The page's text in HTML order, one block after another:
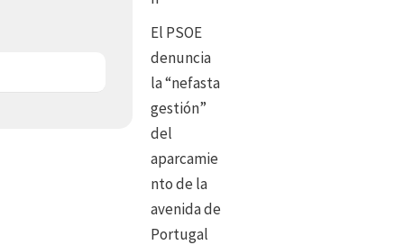
El PSOE
denuncia
la “nefasta
gestión”
del
aparcamie
nto de la
avenida de
Portugal